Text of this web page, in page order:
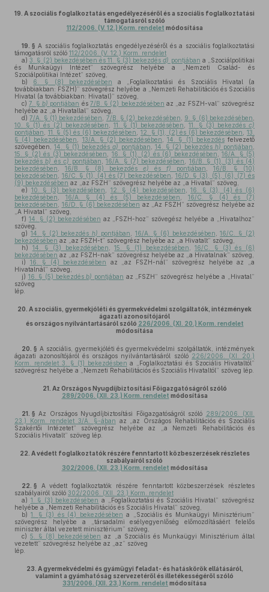
19. A szociális foglalkoztatás engedélyezéséről és a szociális foglalkoztatási
támogatásról szóló
112/2006. (V. 12.) Korm. rendelet módosítása
19. § A szociális foglalkoztatás engedélyezéséről és a szociális foglalkoztatási
támogatásról szóló 112/2006. (V. 12.) Korm. rendelet
a) 3. § (2) bekezdésében és 11. § (3) bekezdésd) pontjában a „Szociálpolitikai
és Munkaügyi Intézet” szövegrész helyébe a „Nemzeti Család- és
Szociálpolitikai Intézet” szöveg,
b)
6. § (8) bekezdésében a „Foglalkoztatási és Szociális Hivatal (a
továbbiakban: FSZH)” szövegrész helyébe a „Nemzeti Rehabilitációs és Szociális
Hivatal (a továbbiakban: Hivatal)” szöveg,
c) 7. § b) pontjában és 7/B. § (2) bekezdésében az „az FSZH-val” szövegrész
helyébe az „a Hivatallal” szöveg,
d) 7/A. § (1) bekezdésében 7/B. § (2) bekezdésében 9. § (6) bekezdésében
10. § (1) és (2) bekezdésében
11. § (1) bekezdésében ,11. § (3) bekezdésc)
pontjában
11. § (5) és (6) bekezdésében ,12. § (1), (2) és (6) bekezdésében ,13.
§ (4) bekezdésében
13/A. § (2) bekezdésében ,14. § (1) bekezdésfelvezető
szövegében,14. § (1) bekezdésa) pontjában 14. § (2) bekezdés h) pontjában
15. § (2) és (3) bekezdésében
16. § (1), (2) és (6) bekezdésében ,16/A. § (5)
bekezdésb) ésc) pontjában ,16/A. § (7) bekezdésében
16/B. § (1), (3) és (4)
bekezdésében
16/B. § (8) bekezdés e) és f) pontjában
16/B. § (10)
bekezdésében
16/C. § (1), (4) és (7) bekezdésében
16/D. § (3), (5), (6), (7) és
(9) bekezdésében az „az FSZH” szövegrész helyébe az „a Hivatal” szöveg,
e) 10. § (3) bekezdésében 12. § (4) bekezdésében ,16. § (3), (4) és (6)
bekezdésében
16/A. § (4) és (5) bekezdésében
16/C. § (4) és (7)
bekezdésében
16/D. § (6) bekezdésében az „Az FSZH” szövegrész helyébe az
„A Hivatal” szöveg,
f) 14. § (2) bekezdésében az „FSZH-hoz” szövegész helyébe a „Hivatalhoz”
szöveg,
g) 14. § (2) bekezdésh) pontjában 16/A. § (6) bekezdésében ,16/C. § (2)
bekezdésében az „az FSZH-t” szövegrész helyébe az „a Hivatalt” szöveg,
h)
14. § (3) bekezdésében ,15. § (1) bekezdésében ,16/C. § (3) és (6)
bekezdésében az „az FSZH-nak” szövegrész helyébe az „a Hivatalnak” szöveg,
i)
16. § (4) bekezdésében az „az FSZH-nál” szövegrész helyébe az „a
Hivatalnál” szöveg,
j) 16. § (5) bekezdésb) pontjában az „FSZH” szövegrész helyébe a „Hivatal”
szöveg
lép.
20. A szociális, gyermekjóléti és gyermekvédelmi szolgáltatók, intézmények
ágazati azonosítójáról
és országos nyilvántartásáról szóló 226/2006. (XI. 20.) Korm. rendelet
módosítása
20. § A szociális, gyermekjóléti és gyermekvédelmi szolgáltatók, intézmények
ágazati azonosítójáról és országos nyilvántartásáról szóló 226/2006. (XI. 20.)
Korm. rendelet 3. § (1) bekezdésben a „Foglalkoztatási és Szociális Hivataltól”
szövegrész helyébe a „Nemzeti Rehabilitációs és Szociális Hivataltól” szöveg lép.
21. Az Országos Nyugdíjbiztosítási Főigazgatóságról szóló
289/2006. (XII. 23.) Korm. rendelet módosítása
21. § Az Országos Nyugdíjbiztosítási Főigazgatóságról szóló 289/2006. (XII.
23.) Korm. rendelet 3/A. §-ában az „az Országos Rehabilitációs és Szociális
Szakértői Intézetet” szövegrész helyébe az „a Nemzeti Rehabilitációs és
Szociális Hivatalt” szöveg lép.
22. A védett foglalkoztatók részére fenntartott közbeszerzések részletes
szabályairól szóló
302/2006. (XII. 23.) Korm. rendelet módosítása
22. § A védett foglalkoztatók részére fenntartott közbeszerzések részletes
szabályairól szóló 302/2006. (XII. 23.) Korm. rendelet
a) 1. § (3) bekezdésében a „Foglalkoztatási és Szociális Hivatal” szövegrész
helyébe a „Nemzeti Rehabilitációs és Szociális Hivatal” szöveg,
b) 1. § (3) és (4) bekezdésében a „Szociális és Munkaügyi Minisztérium”
szövegrész helyébe a „társadalmi esélyegyenlőség előmozdításáért felelős
miniszter által vezetett minisztérium” szöveg,
c) 5. § (8) bekezdésében az „a Szociális és Munkaügyi Minisztérium által
vezetett” szövegrész helyébe az „az” szöveg
lép.
23. A gyermekvédelmi és gyámügyi feladat- és hatáskörök ellátásáról,
valamint a gyámhatóság szervezetéről és illetékességéről szóló
331/2006. (XII. 23.) Korm. rendelet módosítása